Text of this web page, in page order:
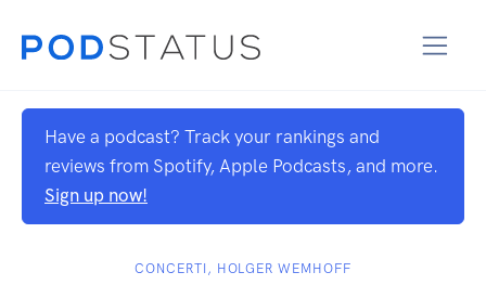
Have a podcast? Track your rankings and
reviews from Spotify, Apple Podcasts, and more.
Sign up now!
CONCERTI, HOLGER WEMHOFF